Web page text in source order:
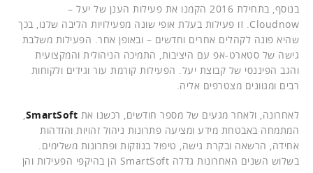
בנוסף, בתחילת 2016 הקמנו את פעילות הענן של יעל –
Cloudnow. זו פעילות בעלת אופי שונה מפעילויות הליבה שלנו, בכך
שהיא פונה לקהלים אחרים וחדשים – ובאופן אחר. הפעילות משלבת
גישה של סטארט-אפ עם היציבות, התמיכה הניהולית והמקצועית
והגב הפיננסי של קבוצת יעל. הפעילות קורמת עור וגידים ולקוחות
רבים ומגוונים מצטרפים אליה.
לאחרונה, ולאחר מגעים של מספר חודשים, רכשנו את SmartSoft
המתמחה באבטחת מידע ומציעה פתרונות ניהול זהויות והזדהות
אחידה, הרשאה ובקרת גישה, טיפול בנוזקות ופתרונות משלימים.
בשלוש השנים האחרונות גדלה SmartSoft הן בהיקפי הפעילות והן